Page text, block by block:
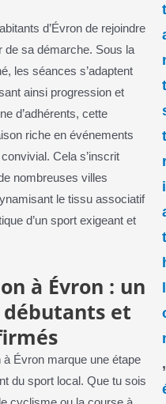
d’Évron de rejoindre
de sa démarche. Sous la
les séances s’adaptent
ainsi progression et
d’adhérents, cette
riche en événements
Cela s’inscrit
nombreuses villes
le tissu associatif
d’un sport exigeant et
à Évron : un
et
à Évron marque une étape
du sport local. Que tu sois
i
l
,